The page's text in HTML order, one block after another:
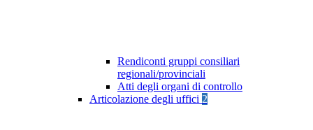
Rendiconti gruppi consiliari
regionali/provinciali
Atti degli organi di controllo
Articolazione degli uffici 2